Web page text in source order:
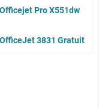
Pro X551dw
3831 Gratuit